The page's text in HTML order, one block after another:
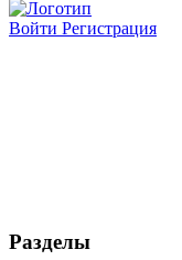
Войти Регистрация
Разделы